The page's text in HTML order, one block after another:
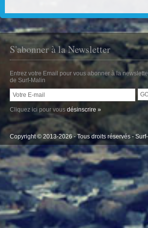
S'abonner à la Newsletter
Entrez votre Email pour vous abonner à la
de Surf-Malin
Cliquez ici pour vous désinscrire »
Copyright © 2013-2026 - Tous droits réservés -